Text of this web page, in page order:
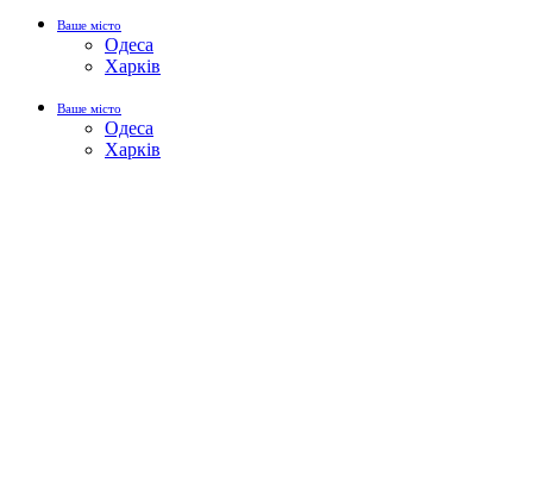
Ваше місто
Одеса
Харків
Ваше місто
Одеса
Харків